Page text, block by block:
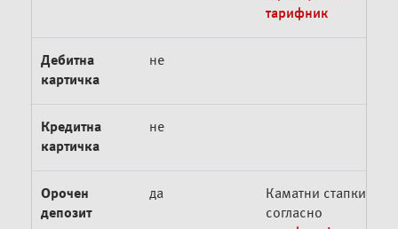
тарифник
Дебитна
картичка
не
Кредитна
картичка
не
Орочен
депозит
да
Каматни стапки
согласно